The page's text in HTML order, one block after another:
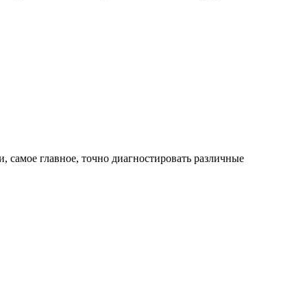
главное, точно диагностировать различные